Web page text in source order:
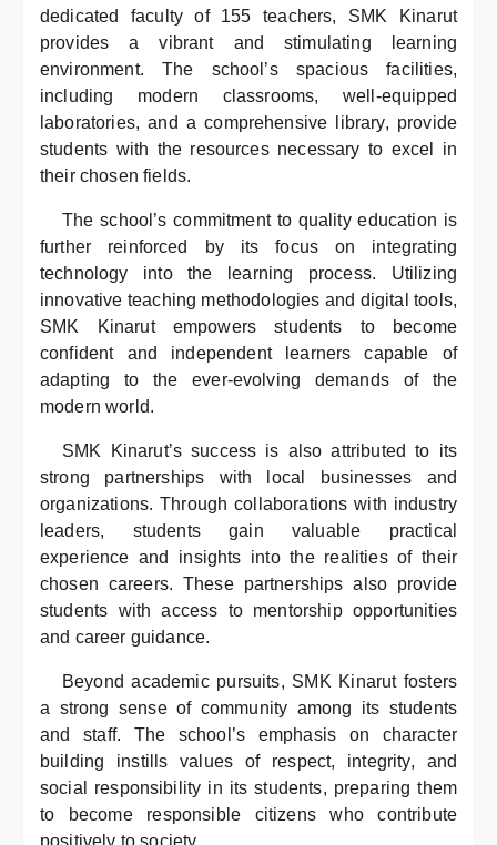
dedicated faculty of 155 teachers, SMK Kinarut
provides a vibrant and stimulating learning
environment. The school’s spacious facilities,
including modern classrooms, well-equipped
laboratories, and a comprehensive library, provide
students with the resources necessary to excel in
their chosen fields.
The school’s commitment to quality education is
further reinforced by its focus on integrating
technology into the learning process. Utilizing
innovative teaching methodologies and digital tools,
SMK Kinarut empowers students to become
confident and independent learners capable of
adapting to the ever-evolving demands of the
modern world.
SMK Kinarut’s success is also attributed to its
strong partnerships with local businesses and
organizations. Through collaborations with industry
leaders, students gain valuable practical
experience and insights into the realities of their
chosen careers. These partnerships also provide
students with access to mentorship opportunities
and career guidance.
Beyond academic pursuits, SMK Kinarut fosters
a strong sense of community among its students
and staff. The school’s emphasis on character
building instills values of respect, integrity, and
social responsibility in its students, preparing them
to become responsible citizens who contribute
positively to society.